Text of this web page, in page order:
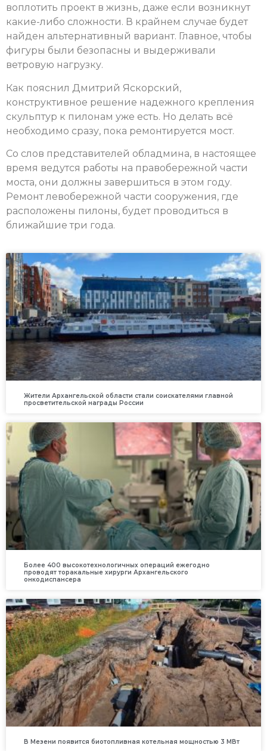
воплотить проект в жизнь, даже если возникнут
какие-либо сложности. В крайнем случае будет
найден альтернативный вариант. Главное, чтобы
фигуры были безопасны и выдерживали
ветровую нагрузку.
Как пояснил Дмитрий Яскорский,
конструктивное решение надежного крепления
скульптур к пилонам уже есть. Но делать всё
необходимо сразу, пока ремонтируется мост.
Со слов представителей обладмина, в настоящее
время ведутся работы на правобережной части
моста, они должны завершиться в этом году.
Ремонт левобережной части сооружения, где
расположены пилоны, будет проводиться в
ближайшие три года.
Жители Архангельской области стали соискателями главной
просветительской награды России
Более 400 высокотехнологичных операций ежегодно
проводят торакальные хирурги Архангельского
онкодиспансера
В Мезени появится биотопливная котельная мощностью 3 МВт